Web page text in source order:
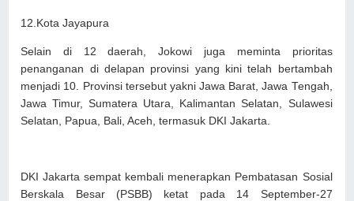
12.Kota Jayapura
Selain di 12 daerah, Jokowi juga meminta prioritas
penanganan di delapan provinsi yang kini telah bertambah
menjadi 10. Provinsi tersebut yakni Jawa Barat, Jawa Tengah,
Jawa Timur, Sumatera Utara, Kalimantan Selatan, Sulawesi
Selatan, Papua, Bali, Aceh, termasuk DKI Jakarta.
DKI Jakarta sempat kembali menerapkan Pembatasan Sosial
Berskala Besar (PSBB) ketat pada 14 September-27